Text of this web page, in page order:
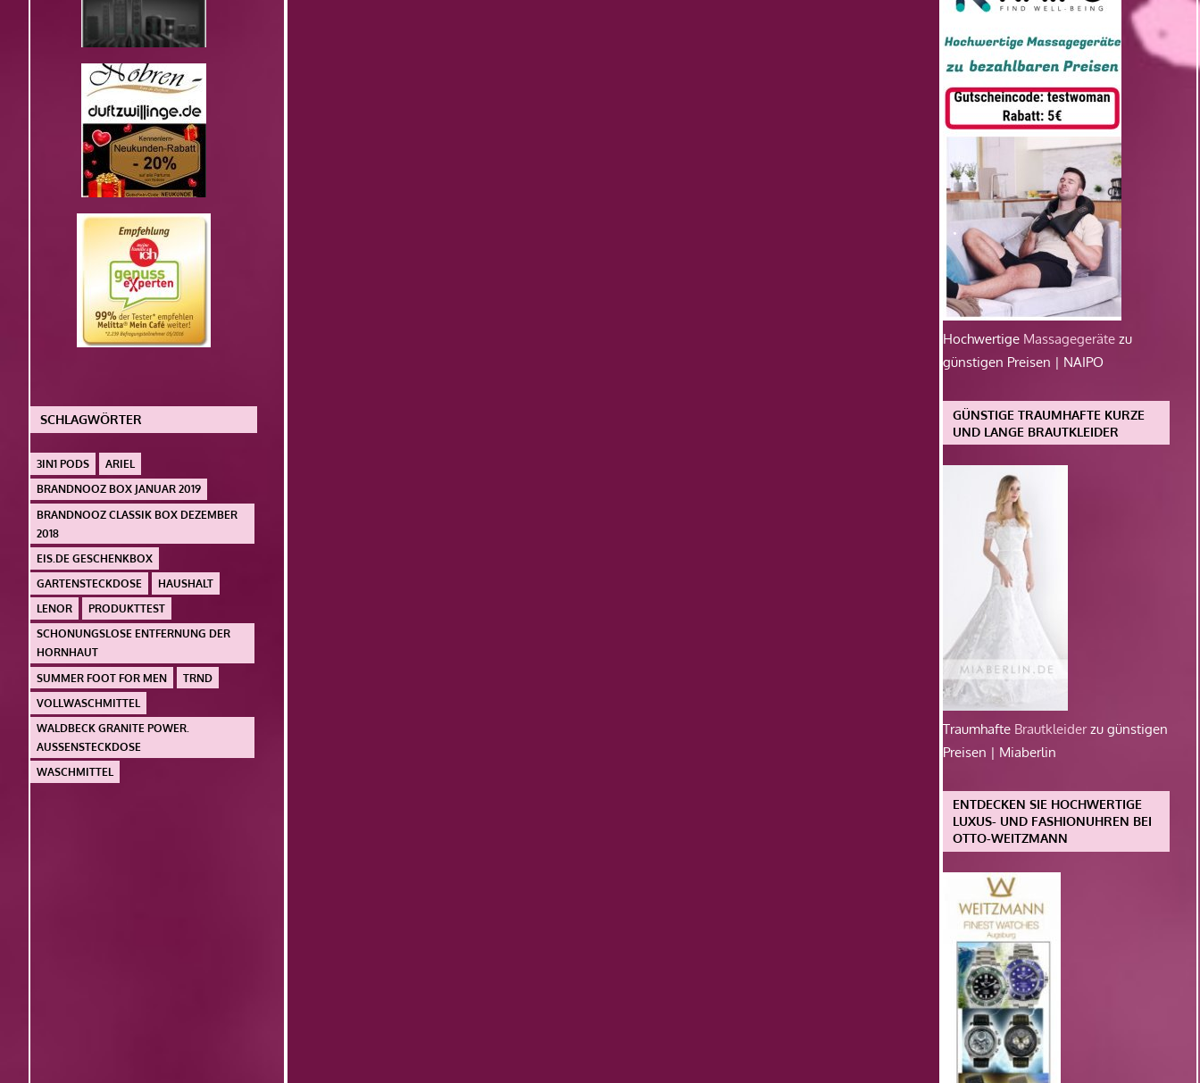
SCHLAGWÖRTER
3IN1 PODS
ARIEL
BRANDNOOZ BOX JANUAR 2019
BRANDNOOZ CLASSIK BOX DEZEMBER
2018
EIS.DE GESCHENKBOX
GARTENSTECKDOSE
HAUSHALT
LENOR
PRODUKTTEST
SCHONUNGSLOSE ENTFERNUNG DER
HORNHAUT
SUMMER FOOT FOR MEN
TRND
VOLLWASCHMITTEL
WALDBECK GRANITE POWER.
AUSSENSTECKDOSE
WASCHMITTEL
Hochwertige Massagegeräte zu
günstigen Preisen | NAIPO
GÜNSTIGE TRAUMHAFTE KURZE
UND LANGE BRAUTKLEIDER
Traumhafte Brautkleiderzu günstigen
Preisen | Miaberlin
ENTDECKEN SIE HOCHWERTIGE
LUXUS- UND FASHIONUHREN BEI
OTTO-WEITZMANN